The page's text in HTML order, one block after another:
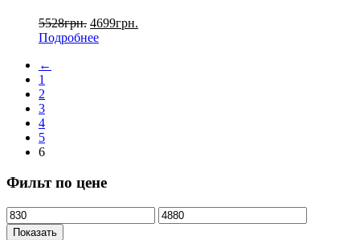
5528грн. 4699грн.
Подробнее
←
1
2
3
4
5
6
Фильт по цене
Показать